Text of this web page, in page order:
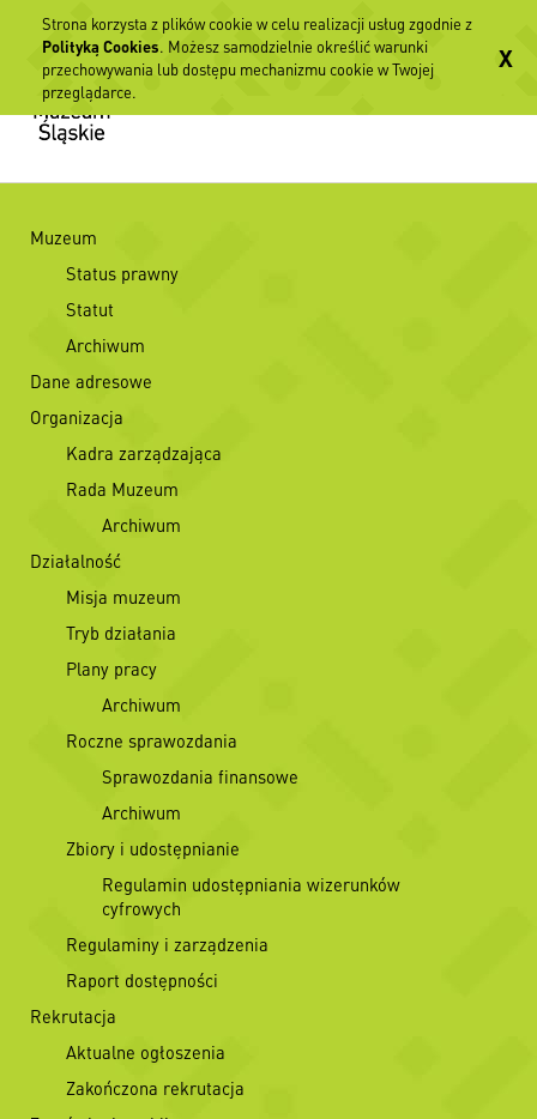
Muzeum
Status prawny
Statut
Archiwum
Dane adresowe
Organizacja
Kadra zarządzająca
Rada Muzeum
Archiwum
Działalność
Misja muzeum
Tryb działania
Plany pracy
Archiwum
Roczne sprawozdania
Sprawozdania finansowe
Archiwum
Zbiory i udostępnianie
Regulamin udostępniania wizerunków
cyfrowych
Regulaminy i zarządzenia
Raport dostępności
Rekrutacja
Aktualne ogłoszenia
Zakończona rekrutacja
Strona korzysta z plików cookie w celu realizacji usług zgodnie z
Polityką Cookies. Możesz samodzielnie określić warunki
przechowywania lub dostępu mechanizmu cookie w Twojej
przeglądarce.
X